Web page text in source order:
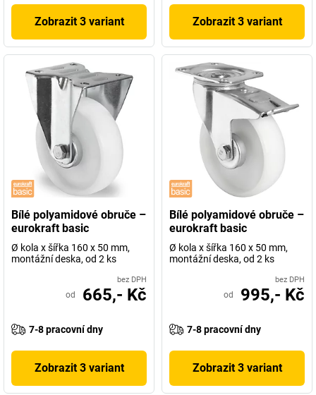
Zobrazit 3 variant Zobrazit 3 variant
Bílé polyamidové obruče –
eurokraft basic
Ø kola x šířka 160 x 50 mm,
montážní deska, od 2 ks
bez DPH
od 665,- Kč
7-8 pracovní dny
Zobrazit 3 variant
Bílé polyamidové obruče –
eurokraft basic
Ø kola x šířka 160 x 50 mm,
montážní deska, od 2 ks
bez DPH
od 995,- Kč
7-8 pracovní dny
Zobrazit 3 variant